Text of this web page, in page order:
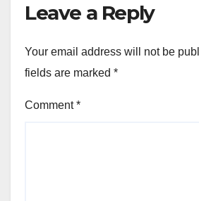
Leave a Reply
Your email address will not be
fields are marked *
Comment*